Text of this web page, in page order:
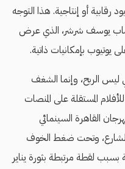
أو إنتاجية. هذا التوجه
يوسف شرشر، الذي عرض
يوتيوب بإمكانيات ذاتية.
ليس الربح، وإنما الشغف
المستقلة على المنصات
القاهرة السينمائي
الشارع، وتحت ضغط الخوف
لقطة مرتبطة بثورة يناير